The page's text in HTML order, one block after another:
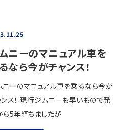
ニーのマニュアル車を
なら今がチャンス！
ニーのマニュアル車を乗るなら今が
ンス！ 現行ジムニーも早いもので発
ら5年経ちましたが